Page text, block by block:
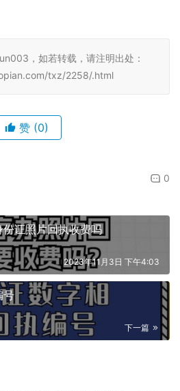
，如若转载，请注明出处：
txz/2258/.html
赞 (0)
0
证照片回执收费吗
2023年11月3日 下午4:03
号
下一篇